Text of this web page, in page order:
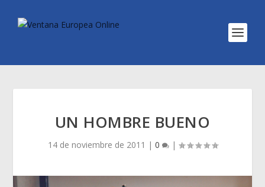
UN HOMBRE BUENO
14 de noviembre de 2011 | 0 |